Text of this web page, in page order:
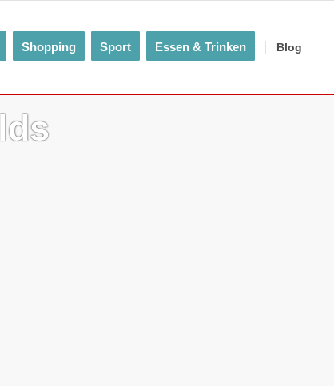
Shopping Sport Essen & Trinken Blog